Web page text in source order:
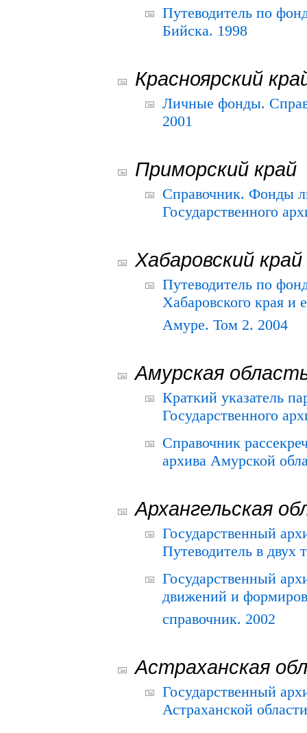
Путеводитель по
Бийска. 1998
Красноярский
Личные фонды.
2001
Приморский край
Справочник. Фонды
Государственного
Хабаровский край
Путеводитель по
Хабаровского края и
Амуре. Том 2. 2004
Амурская
Краткий указатель
Государственного
Справочник
архива Амурской
Архангельская
Государственный
Путеводитель в двух
Государственный
движений и
справочник. 2002
Астраханская
Государственный
Астраханской